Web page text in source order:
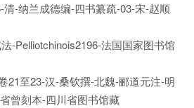
-纳兰成德编-四书纂疏-03-宋-赵顺
-Pelliotchinois2196-法国国家图书馆
21至23-汉-桑钦撰-北魏-郦道元注-明
曾刻本-四川省图书馆藏